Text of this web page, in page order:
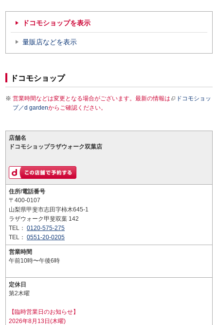
ドコモショップを表示
量販店などを表示
ドコモショップ
営業時間などは変更となる場合がございます。最新の情報は
ドコモショッ
プ／d gardenからご確認ください。
店舗名
ドコモショップラザウォーク双葉店
住所/電話番号
〒400-0107
山梨県甲斐市志田字柿木645-1
ラザウォーク甲斐双葉 142
TEL： 0120-575-275
TEL： 0551-20-0205
営業時間
午前10時〜午後6時
定休日
第2木曜
【臨時営業日のお知らせ】
2026年8月13日(木曜)